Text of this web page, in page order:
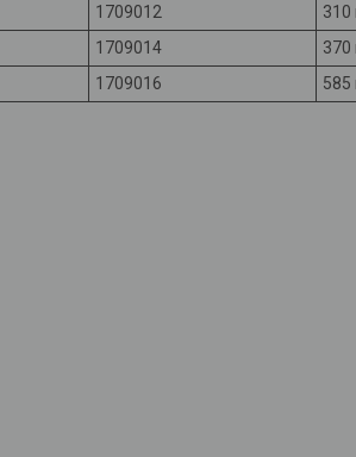
1709012 310
1709014 370
1709016 585